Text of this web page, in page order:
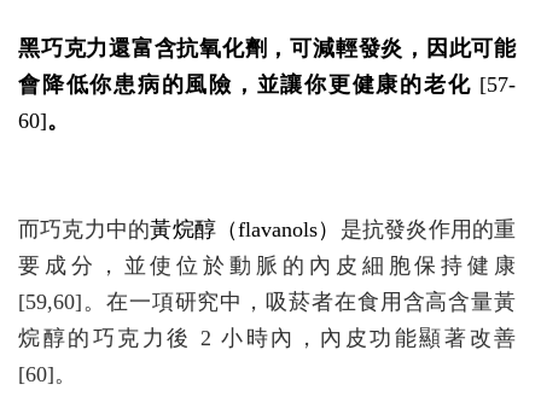
黑巧克力還富含抗氧化劑，可減輕發炎，因此可能
會降低你患病的風險，並讓你更健康的老化 [57-
60]。
而巧克力中的黃烷醇（flavanols） 是抗發炎作用的重
要成分，並使位於動脈的內皮細胞保持健康
[59,60]。在一項研究中，吸菸者在食用含高含量黃
烷醇的巧克力後 2 小時內，內皮功能顯著改善
[60]。